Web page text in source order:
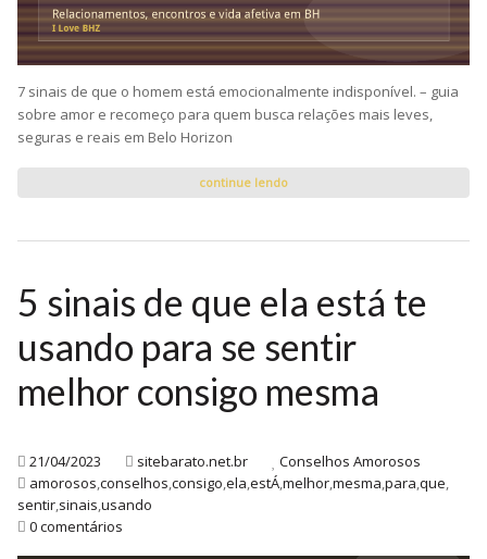
7 sinais de que o homem está emocionalmente indisponível. – guia
sobre amor e recomeço para quem busca relações mais leves,
seguras e reais em Belo Horizon
continue lendo
5 sinais de que ela está te
usando para se sentir
melhor consigo mesma
21/04/2023 sitebarato.net.br
Conselhos Amorosos
amorosos,conselhos,consigo,ela,estÁ,melhor,mesma,para,que,
sentir,sinais,usando
0 comentários